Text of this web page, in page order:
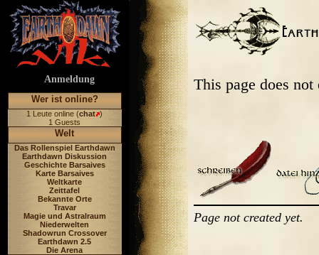
Anmeldung
Wer ist online?
1 Leute online (chat )
1 Guests
Welt
Das Rollenspiel Earthdawn
Earthdawn Diskussion
Geschichte Barsaives
Karte Barsaives
Weltkarte
Zeittafel
Bekannte Orte
Travar
Magie und Astralraum
Niederwelten
Shadowrun Crossover
Earthdawn 2.5
Die Arena
This page does
Page not created yet.